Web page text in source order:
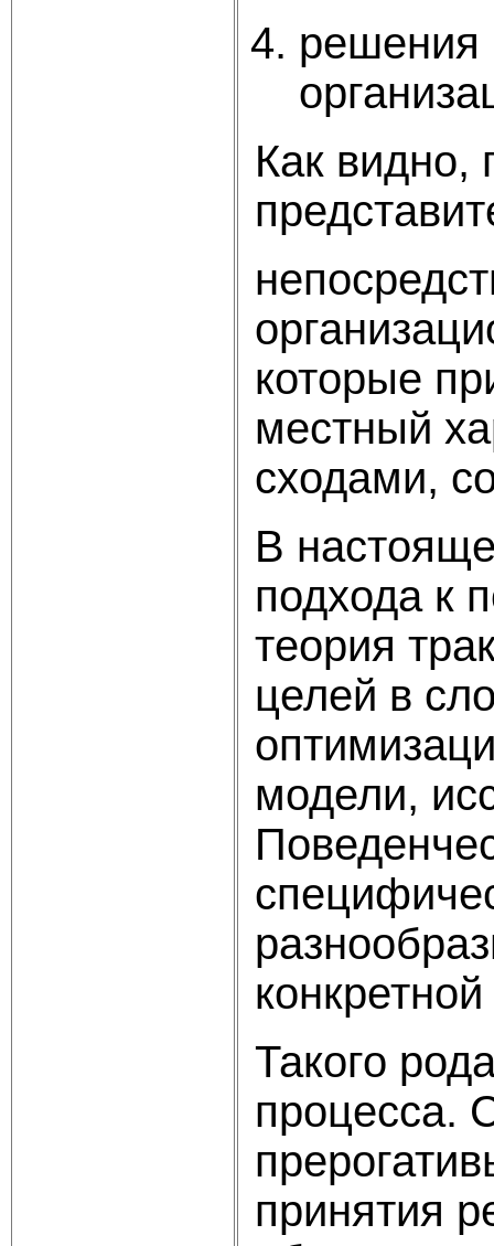
решения
Как видно,
которые
местный
сходами,
В
подхода к
теория
целей в
модели,
Такого
процесса.
принятия